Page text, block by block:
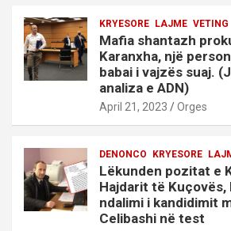
KRYESORE LAJME VETING
Mafia shantazh
Karanxha, një
babai i vajzës suaj.
analiza e ADN)
April 21, 2023 Orges
DENONCO KRYESORE
Lëkunden pozitat e
Hajdarit të
ndalimi i kandidimit
Celibashi në test